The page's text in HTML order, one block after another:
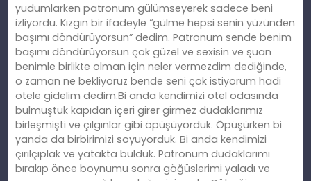
yudumlarken patronum gülümseyerek sadece beni
izliyordu. Kızgın bir ifadeyle “gülme hepsi senin yüzünden
başımı döndürüyorsun” dedim. Patronum sende benim
başımı döndürüyorsun çok güzel ve sexisin ve şuan
benimle birlikte olman için neler vermezdim dediğinde,
o zaman ne bekliyoruz bende seni çok istiyorum hadi
otele gidelim dedim.Bi anda kendimizi otel odasında
bulmuştuk kapıdan içeri girer girmez dudaklarımız
birleşmişti ve çılgınlar gibi öpüşüyorduk. Öpüşürken bi
yanda da birbirimizi soyuyorduk. Bi anda kendimizi
çırılçıplak ve yatakta bulduk. Patronum dudaklarımı
bırakıp önce boynumu sonra göğüslerimi yaladı ve